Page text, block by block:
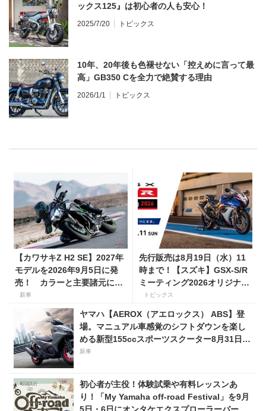
ックス125』は初心者の人も安心！
2025/7/20 トピックス
10年、20年後も色褪せない「控えめに言って最
高」GB350 Cを全力で絶賛する理由
2026/1/1 トピックス
【カワサキZ H2 SE】2027年
モデルを2026年9月5日に発
売！ カラーと主要諸元に変
更はなく、価格は据え置きの
247万5000円！
新車
先行販売は8月19日（水）11
時まで！【スズキ】GSX-S/R
ミーティング2026オリジナル
グッズを手に入れよう！
トピックス
ヤマハ【AEROX（アエロックス） ABS】登
場。マニュアル車感覚のシフトダウンを楽し
める新型155ccスポーツスクーター8月31日発
売。価格48万1800円
新車
初心者が主役！体験試乗や有料レッスンあ
り！「My Yamaha off-road Festival」を9月
5日・6日にオンタケエクスプローラーパーク